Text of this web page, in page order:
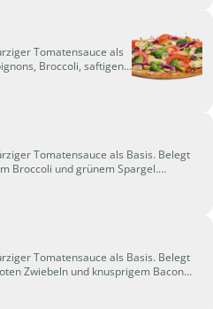
Tomatensauce als
Broccoli, saftigen
sorgen
geschmolzener Käse
Tomatensauce als Basis. Belegt
Broccoli und grünem Spargel.
und geschmolzenem Käse
aus milden, würzigen und
Tomatensauce als Basis. Belegt
Zwiebeln und knusprigem Bacon.
Käsenote, während die
eine rauchig-würzige